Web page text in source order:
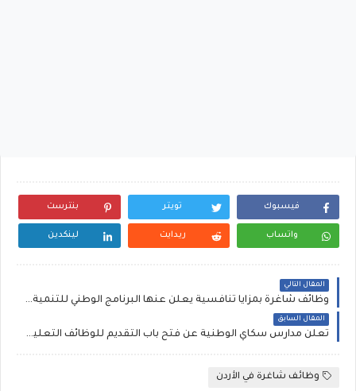
فيسبوك تويتر بنترست
واتساب ريدايت لينكدين
المقال التالي
وظائف شاغرة بمزايا تنافسية يعلن عنها البرنامج الوطني للتنمية المجتمعية
المقال السابق
تعلن مدارس سكاي الوطنية عن فتح باب التقديم للوظائف التعليمية والادارية فرص توظيف
وظائف شاغرة في الأردن